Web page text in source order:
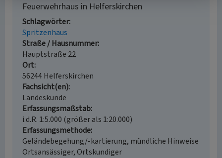
Feuerwehrhaus in Helferskirchen
Schlagwörter
Spritzenhaus
Straße / Hausnummer
Hauptstraße 22
Ort
56244 Helferskirchen
Fachsicht(en)
Landeskunde
Erfassungsmaßstab
i.d.R. 1:5.000 (größer als 1:20.000)
Erfassungsmethode
Geländebegehung/-kartierung, mündliche Hinweise
Ortsansässiger, Ortskundiger